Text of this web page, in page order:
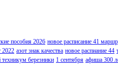
пособия 2026 новое расписание 41
2022 азот знак качества новое распиание 44
техникум березники 1 сентября афиша 300